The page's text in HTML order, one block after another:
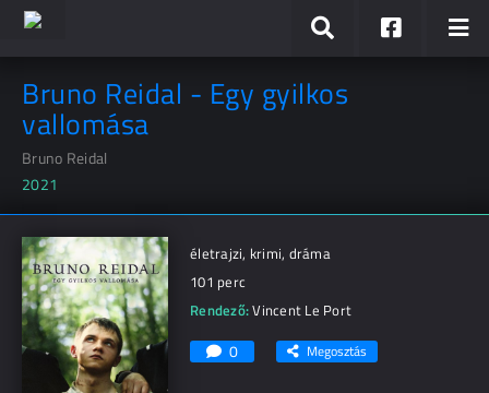
Bruno Reidal - Egy gyilkos
vallomása
Bruno Reidal
2021
életrajzi, krimi, dráma
101 perc
Rendező:Vincent Le Port
0 Megosztás